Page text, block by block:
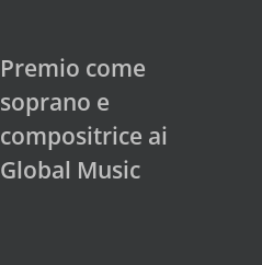
Premio come
soprano e
compositrice ai
Global Music